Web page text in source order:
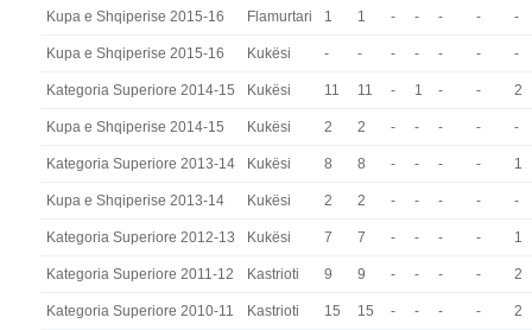
Kupa e Shqiperise 2015-16 Flamurtari 1 1 - - - - -
Kupa e Shqiperise 2015-16 Kukësi - - - - - - -
Kategoria Superiore 2014-15 Kukësi 11 11 - 1 - - 2
Kupa e Shqiperise 2014-15 Kukësi 2 2 - - - - -
Kategoria Superiore 2013-14 Kukësi 8 8 - - - - 1
Kupa e Shqiperise 2013-14 Kukësi 2 2 - - - - -
Kategoria Superiore 2012-13 Kukësi 7 7 - - - - 1
Kategoria Superiore 2011-12 Kastrioti 9 9 - - - - 2
Kategoria Superiore 2010-11 Kastrioti 15 15 - - - - 2